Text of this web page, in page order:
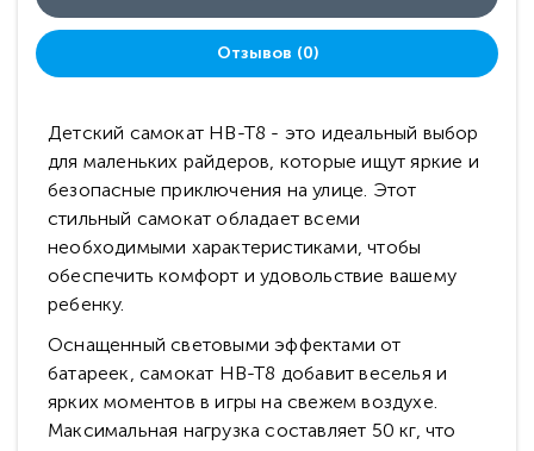
Отзывов (0)
Детский самокат HB-T8 - это идеальный выбор
для маленьких райдеров, которые ищут яркие и
безопасные приключения на улице. Этот
стильный самокат обладает всеми
необходимыми характеристиками, чтобы
обеспечить комфорт и удовольствие вашему
ребенку.
Оснащенный световыми эффектами от
батареек, самокат HB-T8 добавит веселья и
ярких моментов в игры на свежем воздухе.
Максимальная нагрузка составляет 50 кг, что